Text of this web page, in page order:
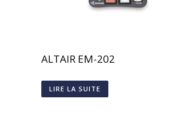
ALTAIR EM-202
LIRE LA SUITE